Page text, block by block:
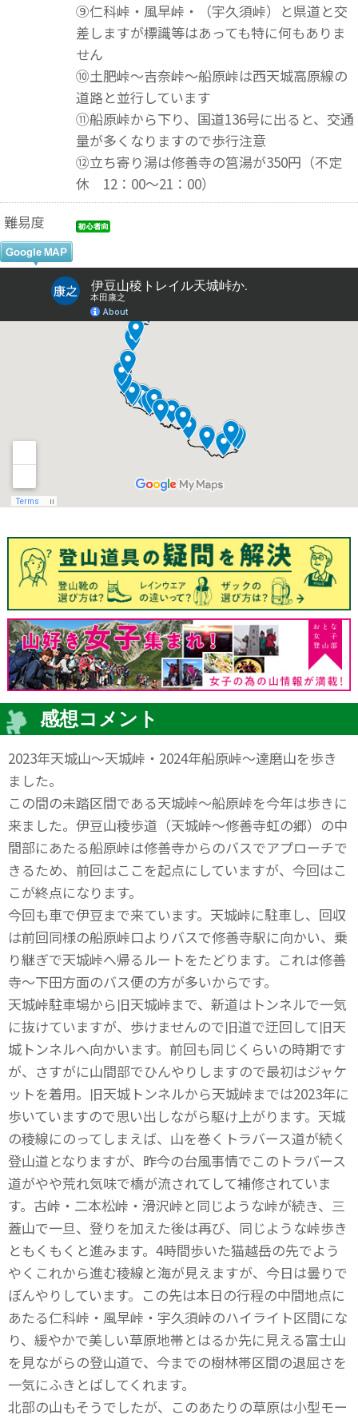
⑨仁科峠・風早峠・（宇久須峠）と県道と交
差しますが標識等はあっても特に何もありま
せん
⑩土肥峠～吉奈峠～船原峠は西天城高原線の
道路と並行しています
⑪船原峠から下り、国道136号に出ると、交通
量が多くなりますので歩行注意
⑫立ち寄り湯は修善寺の筥湯が350円（不定
休 12：00～21：00）
難易度
感想コメント
2023年天城山～天城峠・2024年船原峠～達磨山を歩き
ました。
この間の未踏区間である天城峠～船原峠を今年は歩きに
来ました。伊豆山稜歩道（天城峠～修善寺虹の郷）の中
間部にあたる船原峠は修善寺からのバスでアプローチで
きるため、前回はここを起点にしていますが、今回はこ
こが終点になります。
今回も車で伊豆まで来ています。天城峠に駐車し、回収
は前回同様の船原峠口よりバスで修善寺駅に向かい、乗
り継ぎで天城峠へ帰るルートをたどります。これは修善
寺～下田方面のバス便の方が多いからです。
天城峠駐車場から旧天城峠まで、新道はトンネルで一気
に抜けていますが、歩けませんので旧道で迂回して旧天
城トンネルへ向かいます。前回も同じくらいの時期です
が、さすがに山間部でひんやりしますので最初はジャケ
ットを着用。旧天城トンネルから天城峠までは2023年に
歩いていますので思い出しながら駆け上がります。天城
の稜線にのってしまえば、山を巻くトラバース道が続く
登山道となりますが、昨今の台風事情でこのトラバース
道がやや荒れ気味で橋が流されてして補修されていま
す。古峠・二本松峠・滑沢峠と同じような峠が続き、三
蓋山で一旦、登りを加えた後は再び、同じような峠歩き
ともくもくと進みます。4時間歩いた猫越岳の先でよう
やくこれから進む稜線と海が見えますが、今日は曇りで
ぼんやりしています。この先は本日の行程の中間地点に
あたる仁科峠・風早峠・宇久須峠のハイライト区間にな
り、緩やかで美しい草原地帯とはるか先に見える富士山
を見ながらの登山道で、今までの樹林帯区間の退屈さを
一気にふきとばしてくれます。
北部の山もそうでしたが、このあたりの草原は小型モー